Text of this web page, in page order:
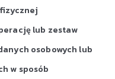
lub zestaw
osobowych lub
w sposób